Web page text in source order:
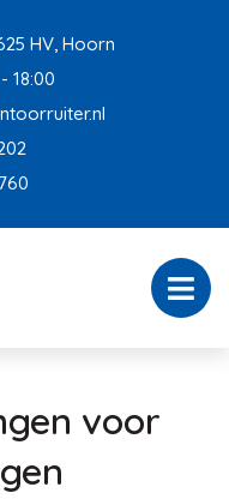
HV, Hoorn
18:00
voor